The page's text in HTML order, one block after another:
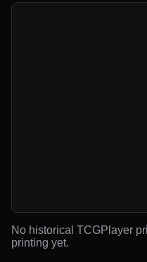
No historical TCGPlayer
printing yet.